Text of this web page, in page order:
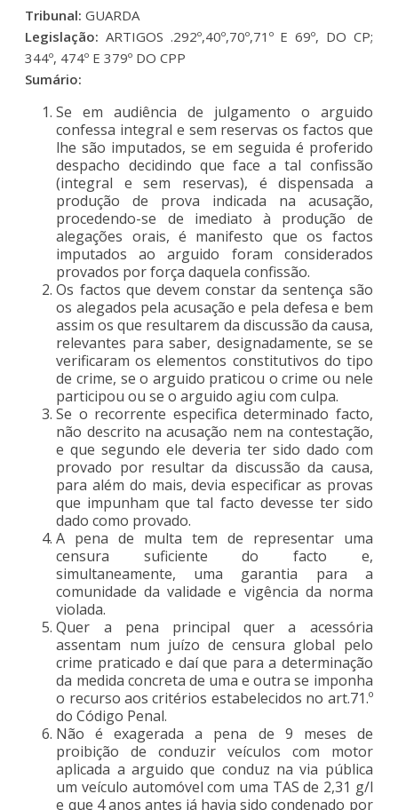
Tribunal:GUARDA
Legislação: ARTIGOS .292º,40º,70º,71º E 69º, DO CP;
344º, 474º E 379º DO CPP
Sumário:
Se em audiência de julgamento o arguido
confessa integral e sem reservas os factos que
lhe são imputados, se em seguida é proferido
despacho decidindo que face a tal confissão
(integral e sem reservas), é dispensada a
produção de prova indicada na acusação,
procedendo-se de imediato à produção de
alegações orais, é manifesto que os factos
imputados ao arguido foram considerados
provados por força daquela confissão.
Os factos que devem constar da sentença são
os alegados pela acusação e pela defesa e bem
assim os que resultarem da discussão da causa,
relevantes para saber, designadamente, se se
verificaram os elementos constitutivos do tipo
de crime, se o arguido praticou o crime ou nele
participou ou se o arguido agiu com culpa.
Se o recorrente especifica determinado facto,
não descrito na acusação nem na contestação,
e que segundo ele deveria ter sido dado com
provado por resultar da discussão da causa,
para além do mais, devia especificar as provas
que impunham que tal facto devesse ter sido
dado como provado.
A pena de multa tem de representar uma
censura suficiente do facto e,
simultaneamente, uma garantia para a
comunidade da validade e vigência da norma
violada.
Quer a pena principal quer a acessória
assentam num juízo de censura global pelo
crime praticado e daí que para a determinação
da medida concreta de uma e outra se imponha
o recurso aos critérios estabelecidos no art.71.º
do Código Penal.
Não é exagerada a pena de 9 meses de
proibição de conduzir veículos com motor
aplicada a arguido que conduz na via pública
um veículo automóvel com uma TAS de 2,31 g/l
e que 4 anos antes já havia sido condenado por